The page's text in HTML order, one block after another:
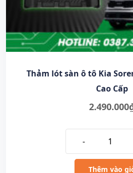
Thảm lót sàn ô tô Kia
Cao Cấp
2.490.000
-
Thêm vào